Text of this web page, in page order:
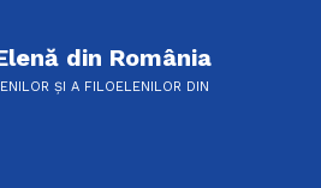
din România
ȘI A FILOELENILOR DIN